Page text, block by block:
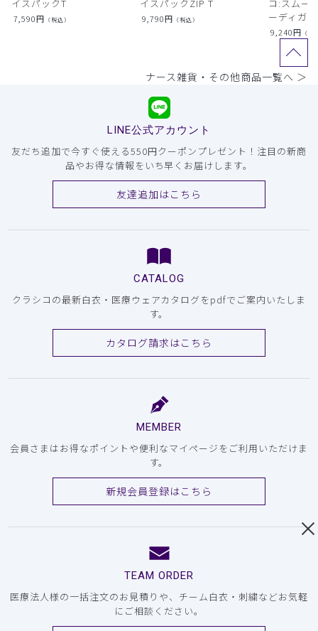
イスパックT
7,590円 （税込）
イスパックZIP T
9,790円 （税込）
コ:スムー
ーディガン
9,240円 （税
ナース雑貨・その他商品一覧へ ＞
LINE公式アカウント
友だち追加で今すぐ使える550円クーポンプレゼント！注目の新商
品やお得な情報をいち早くお届けします。
友達追加はこちら
CATALOG
クラシコの最新白衣・医療ウェアカタログをpdfでご案内いたしま
す。
カタログ請求はこちら
MEMBER
会員さまはお得なポイントや便利なマイページをご利用いただけま
す。
新規会員登録はこちら
TEAM ORDER
医療法人様の一括注文のお見積りや、チーム白衣・刺繍などお気軽
にご相談ください。